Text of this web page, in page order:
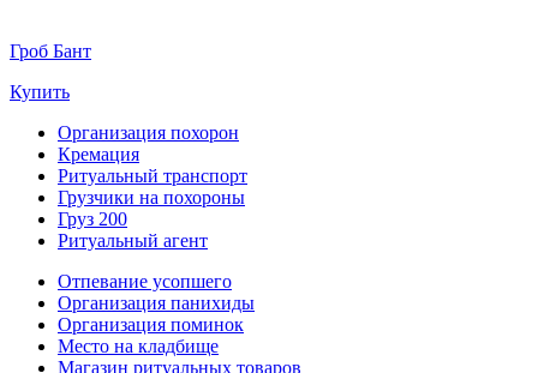
Гроб Бант
Купить
Организация похорон
Кремация
Ритуальный транспорт
Грузчики на похороны
Груз 200
Ритуальный агент
Отпевание усопшего
Организация панихиды
Организация поминок
Место на кладбище
Магазин ритуальных товаров